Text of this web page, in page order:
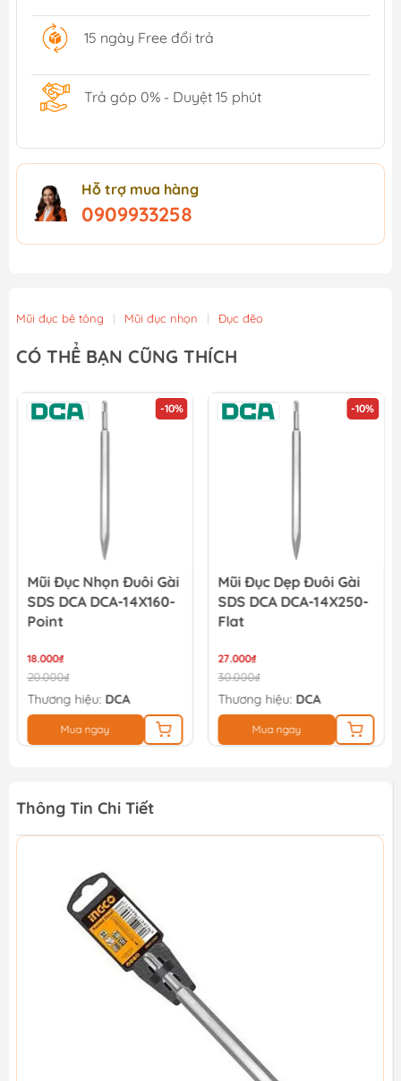
15 ngày Free đổi trả
Trả góp 0% - Duyệt 15 phút
Hỗ trợ mua hàng
0909933258
Mũi đục bê tông | Mũi đục nhọn | Đục đẽo
CÓ THỂ BẠN CŨNG THÍCH
-10%
Mũi Đục Nhọn Đuôi Gài
SDS DCA DCA-14X160-
Point
18.000₫
20.000₫
Thương hiệu: DCA
Mua ngay
-10%
Mũi Đục Dẹp Đuôi Gài
SDS DCA DCA-14X250-
Flat
27.000₫
30.000₫
Thương hiệu: DCA
Mua ngay
Thông Tin Chi Tiết